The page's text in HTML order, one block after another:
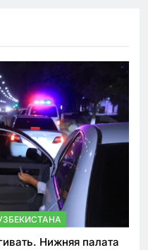
Нижняя палата